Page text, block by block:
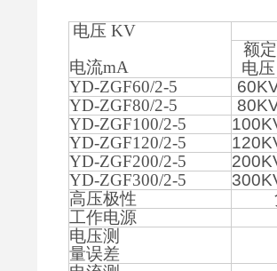
电压 KV
电流mA
额定
电压
YD-ZGF60/2-5
YD-ZGF80/2-5
YD-ZGF100/2-5
YD-ZGF120/2-5
YD-ZGF200/2-5
YD-ZGF300/2-5
高压极性
工作电源
电压测
量误差